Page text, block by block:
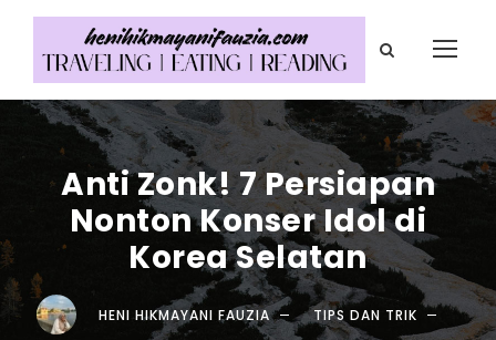
Anti Zonk! 7 Persiapan
Nonton Konser Idol di
Korea Selatan
HENI HIKMAYANI FAUZIA
TIPS DAN TRIK